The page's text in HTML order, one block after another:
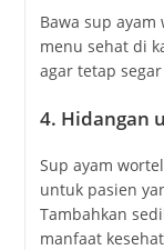
Bawa sup
menu sehat di
agar tetap
4. Hidangan
Sup ayam
untuk pasien
Tambahkan
manfaat